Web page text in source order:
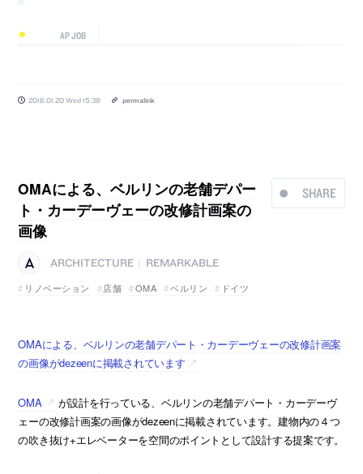
AP JOB
2016.01.20 Wed 15:38 permalink
SHARE
OMAによる、ベルリンの老舗デパー
ト・カーデーヴェーの改修計画案の
画像
ARCHITECTURE
REMARKABLE
リノベーション
店舗 OMA ベルリン ドイツ
OMAによる、ベルリンの老舗デパート・カーデーヴェーの改修計画案
の画像がdezeenに掲載されています
OMA
が設計を行っている、ベルリンの老舗デパート・カーデーヴ
ェーの改修計画案の画像がdezeenに掲載されています。建物内の４つ
の吹き抜け+エレベーターを空間のポイントとして設計する提案です。